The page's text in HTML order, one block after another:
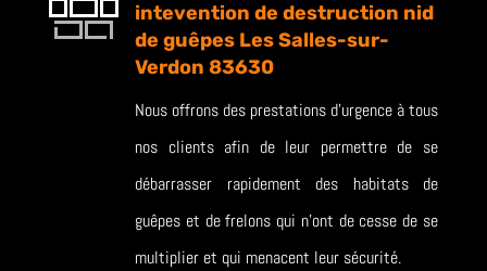
intevention de destruction nid
de guêpes Les Salles-sur-
Verdon 83630
Nous offrons des prestations d’urgence à tous
nos clients afin de leur permettre de se
débarrasser rapidement des habitats de
guêpes et de frelons qui n’ont de cesse de se
multiplier et qui menacent leur sécurité.